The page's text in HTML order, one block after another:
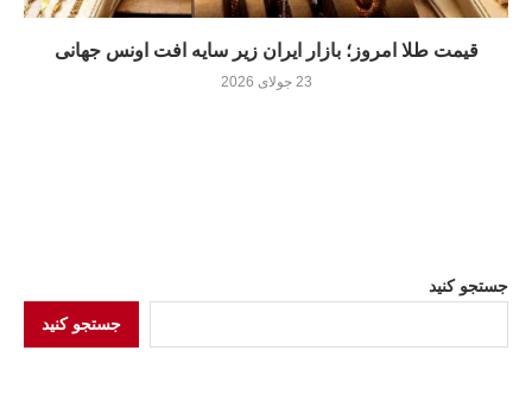
قیمت طلا امروز؛ بازار ایران زیر سایه افت اونس جهانی
23 جولای 2026
جستجو کنید
جستجو کنید